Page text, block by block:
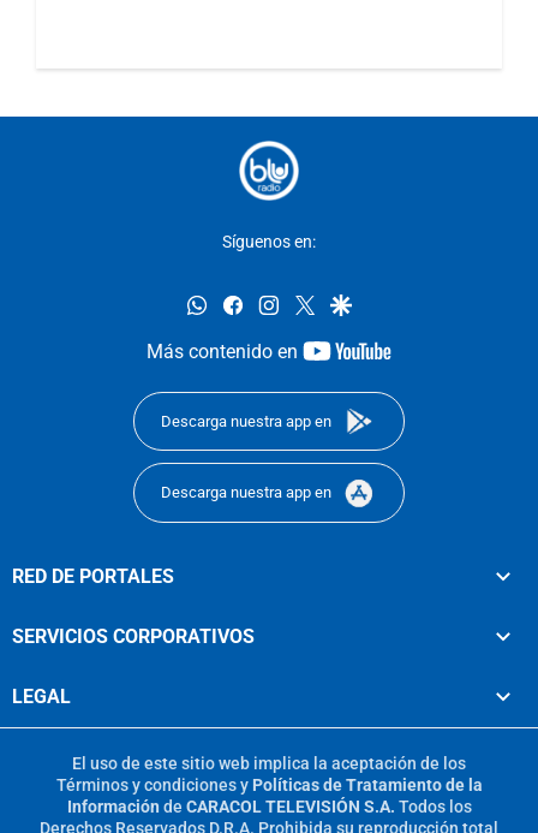
Síguenos en:
whatsappfacebookinstagram
twittergoogle
Más contenido en
youtube-
Descarga nuestra app en
Descarga nuestra app en
RED DE PORTALES
SERVICIOS CORPORATIVOS
LEGAL
El uso de este sitio web implica la aceptación de los
Términos y condicionesy Políticas de Tratamiento de la
Información de CARACOL TELEVISIÓN S.A. Todos los
Derechos Reservados D.R.A. Prohibida su reproducción total